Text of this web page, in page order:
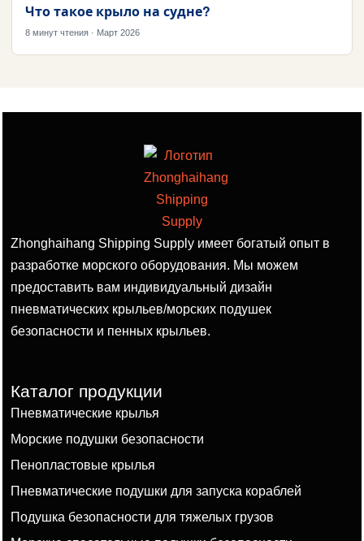
Что такое крыло на судне?
8 минут чтения · Март 2026
Zhonghaihang Shipping Supply имеет богатый опыт в
разработке морского оборудования. Мы можем
предоставить вам индивидуальный дизайн
пневматических крыльев/морских подушек
безопасности и пенных крыльев.
Каталог продукции
Пневматические крылья
Морские подушки безопасности
Пенопластовые крылья
Пневматические подушки для запуска кораблей
Подушка безопасности для тяжелых грузов